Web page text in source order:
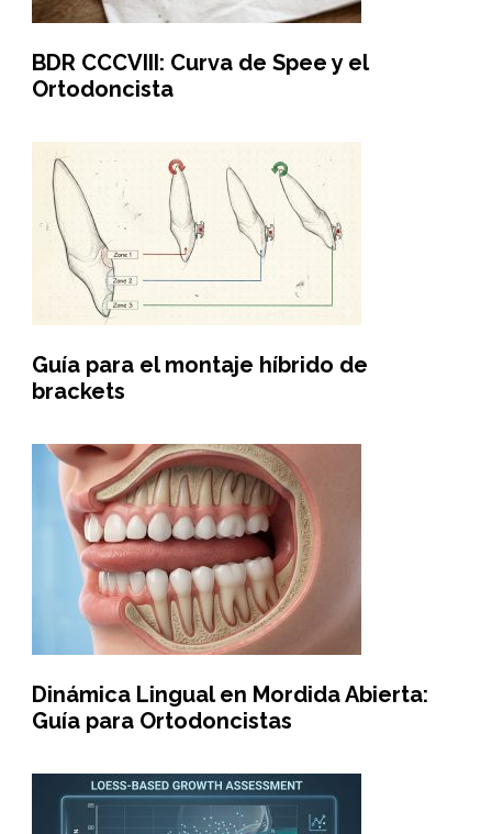
BDR CCCVIII: Curva de Spee y el
Ortodoncista
Guía para el montaje híbrido de
brackets
Dinámica Lingual en Mordida Abierta:
Guía para Ortodoncistas